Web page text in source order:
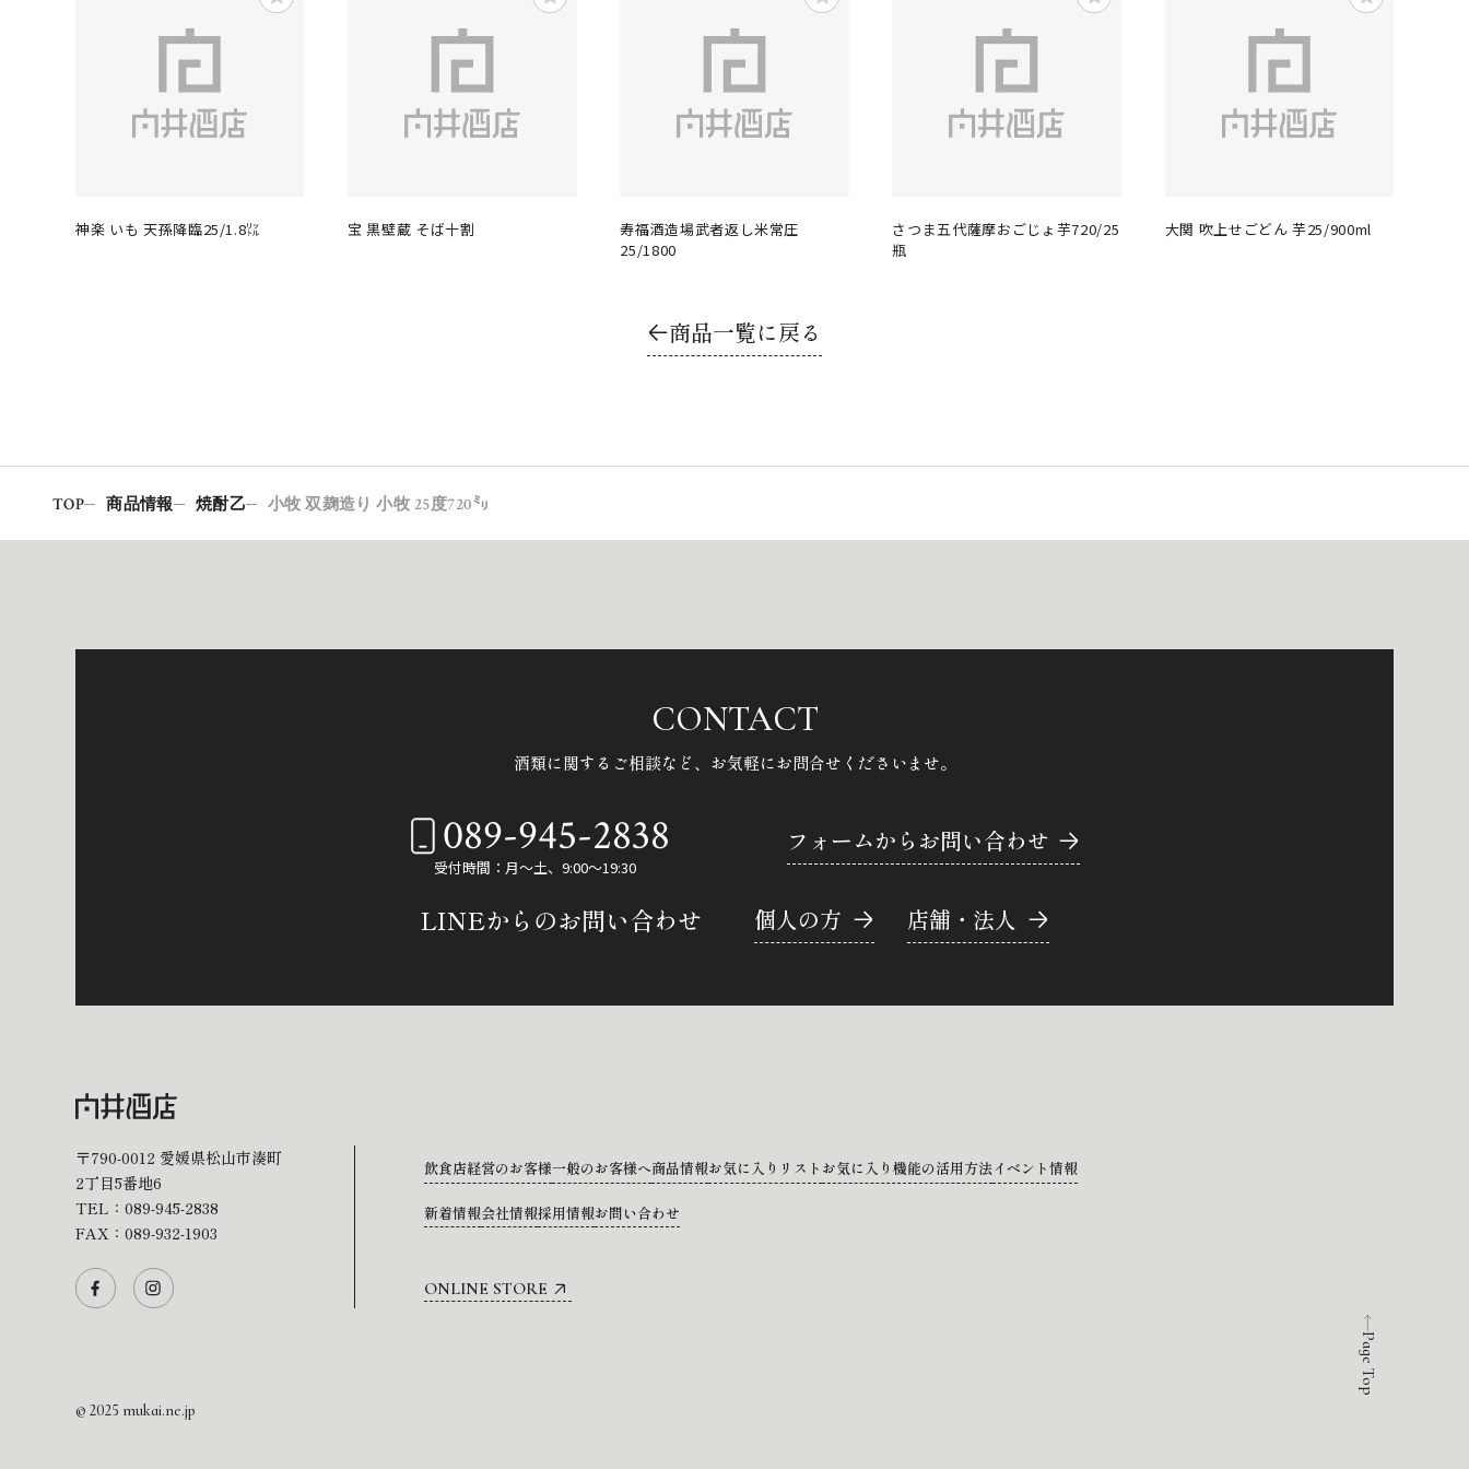
神楽 いも 天孫降臨25/1.8㍑ 宝 黒壁蔵 そば十割
寿福酒造場武者返し米常圧
25/1800
さつま五代薩摩おごじょ芋720/25
瓶
大関 吹上せごどん 芋25/900ml
商品一覧に戻る
TOP 商品情報 焼酎乙 小牧 双麹造り 小牧 25度720㍉
Page Top
CONTACT
酒類に関するご相談など、 お気軽にお問合せくださいませ。
089-945-2838
受付時間：月～土、9:00～19:30
フォームからお問い合わせ
LINEからのお問い合わせ 個人の方 店舗・法人
〒790-0012 愛媛県松山市湊町
2丁目5番地6
TEL： 089-945-2838
FAX：089-932-1903
飲食店経営のお客様一般のお客様へ商品情報お気に入りリスト お気に入り機能の活用方法イベント情報
新着情報会社情報採用情報お問い合わせ
ONLINE STORE
© 2025 mukai.ne.jp